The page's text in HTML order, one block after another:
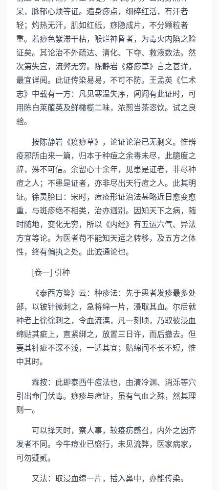
呆，脉郁心烦等证。遍身痧点，细碎红活，有汗者
轻；灼热无汗，肌如红纸，痧隐成片，不分颗粒者
重。若痧色紫滞干枯，喉烂神昏者，为毒火内陷之险
证矣。其论治不外疏达、清化、下夺、救液数法。然
次第失宜，流弊无穷。陈静岩《疫痧草》言之甚详，
最宜详阅。此证传染易易，不可不防。王孟英《仁术
志》中载有一方：凡见寒温失序，闾阎有此证时，可
用陈白莱菔英及鲜橄榄二味，浓煎当茶恣饮。试之良
验。
按陈静岩《疫痧草》，论证论治已无剩义。惟辨
疫邪所由来一篇，归本于种痘之余毒未尽，此臆度之
辞，殊不可信。余留心十余年，见患是证者，非尽种
痘之人；不患是证者，亦非尽出天行痘之人。此其明
证。徐灵胎曰：宋时，痘疮形证治法甚略近日愈变愈
重，与斑疹绝不相类，治亦迥别。因知天下之病，随
时随地，变化无穷，所以《内经》有五运六气、异法
方宜等论。为医者苟不能知天运之转移，及五方之体
性，终有偏执之处。此诚通论也。
[卷一] 引种
《泰西方鉴》云：种疹法：先于患者发疹最多处
部，以铍针微刺之，急将绵一片，浸取其血。尔后就
种者上徐徐刺之，令血流漓，凡一刻顷，乃取彼浸血
绵贴其疵上，直紧绑之，放置三日许，而后撤去。但
要其针疵不深不浅，一适其宜；贴绵间不长不短，惟
中其时。
霖按：此即泰西牛痘法也，由清冷渊、消泺等穴
引出命门伏毒。痧疹与痘证，虽有气血之殊，然其理
则一。
可以择天时，察人事，较疫疠感召，内外之因齐
发者不同。今牛痘业已盛行，未见流弊，医家病家，
可勿疑贰。
又法：取浸血绵一片，插入鼻中，亦能传染。